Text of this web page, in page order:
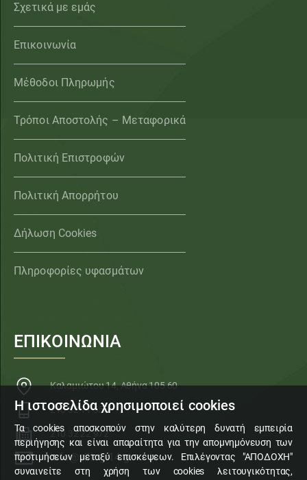
Σχετικά με εμάς
Επικοινωνία
Μέθοδοι Πληρωμής
Τρόποι Αποστολής – Μεταφορικά
Πολιτική Επιστροφών
Πολιτική Απορρήτου
Δήλωση Cookies
Πληροφορίες υφασμάτων
ΕΠΙΚΟΙΝΩΝΙΑ
Καλαμιώτου 14, Αθήνα 105 60
210 32 11 553
210 32 22 972
info@sillogi14.gr
Η ιστοσελίδα χρησιμοποιεί cookies
Τα cookies αποσκοπούν στην καλύτερη δυνατή εμπειρία
περιήγησης και είναι απαραίτητα για την απομνημόνευση των
προτιμήσεων μεταξύ επισκέψεων. Επιλέγοντας "ΑΠΟΔΟΧΗ"
συναινείτε στη χρήση των cookies λειτουγικότητας,